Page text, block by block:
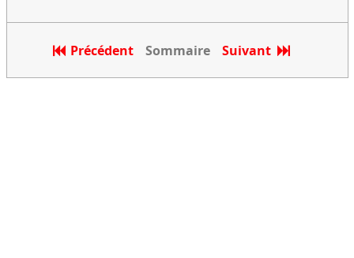
Précédent Sommaire Suivant